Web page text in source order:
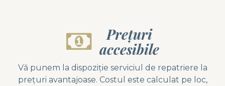
Prețuri
accesibile
Vă punem la dispoziție serviciul de repatriere la
prețuri avantajoase. Costul este calculat pe loc,